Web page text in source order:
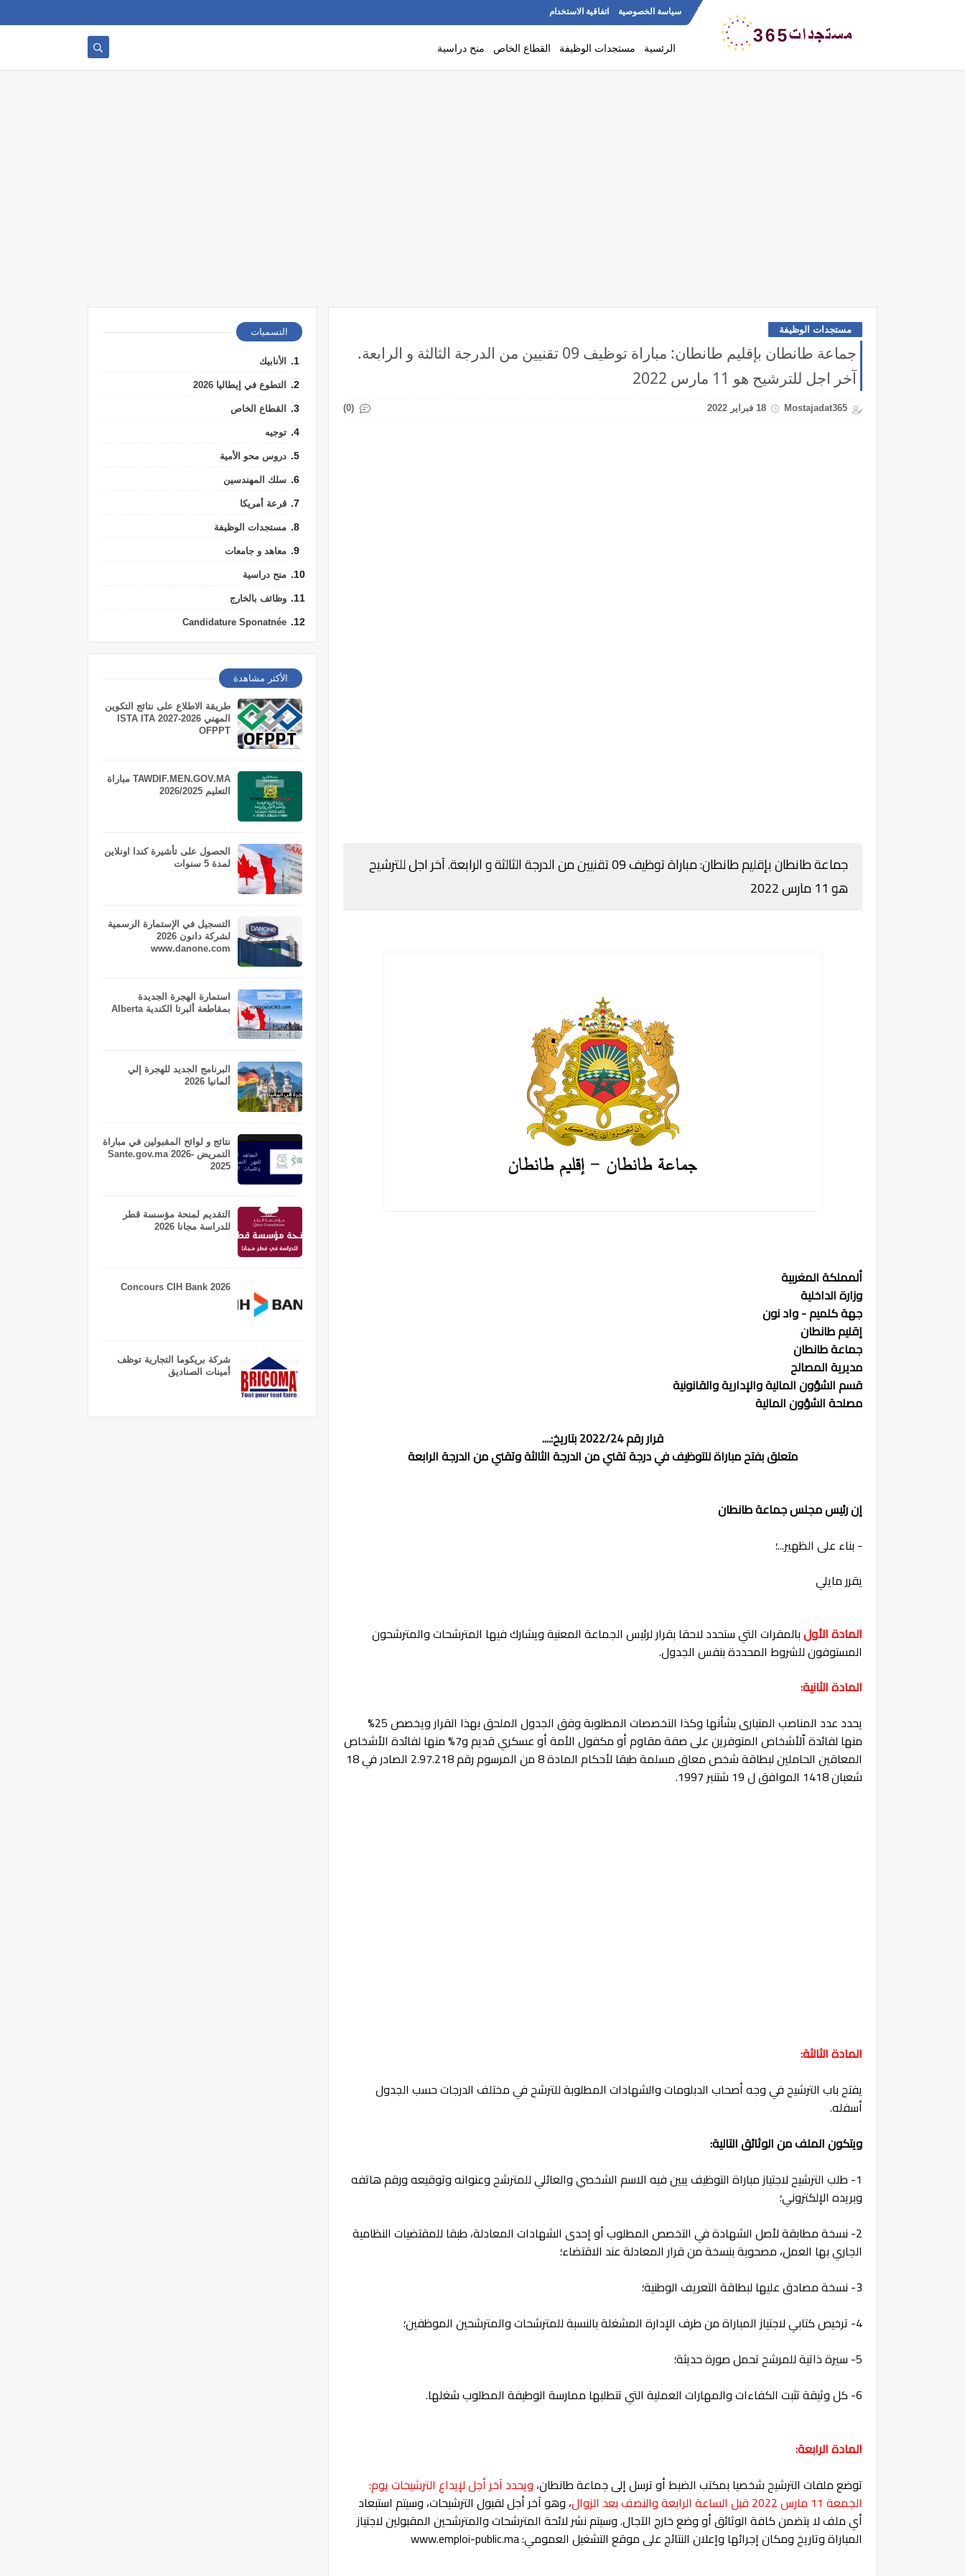
سياسة الخصوصية اتفاقية الاستخدام
الرئسية مستجدات الوظيفة القطاع الخاص منح دراسية
مستجدات الوظيفة
جماعة طانطان بإقليم طانطان: مباراة توظيف 09 تقنيين من الدرجة الثالثة و الرابعة.
آخر اجل للترشيح هو 11 مارس 2022
Mostajadat365 18 فبراير 2022 (0)
جماعة طانطان بإقليم طانطان: مباراة توظيف 09 تقنيين من الدرجة الثالثة و الرابعة. آخر اجل للترشيح
هو 11 مارس 2022
ألمملكة المغربية
وزارة الداخلية
جهة كلميم - واد نون
إقليم طانطان
جماعة طانطان
مديرية المصالح
قسم الشؤون المالية والإدارية والقانونية
مصلحة الشؤون المالية
قرار رقم 2022/24 بتاريخ:....
متعلق بفتح مباراة للتوظيف في درجة تقني من الدرجة الثالثة وتقني من الدرجة الرابعة
إن رئيس مجلس جماعة طانطان
- بناء على الظهير...؛
يقرر مايلي
المادة الأولبالمقرات التي ستحدد لاحقا بقرار لرئيس الجماعة المعنية ويشارك فيها المترشحات والمترشحون
المستوفون للشروط المحددة بنفس الجدول.
المادة الثانية:
يحدد عدد المناصب المتبارى بشأنها وكذا التخصصات المطلوبة وفق الجدول الملحق بهذا القرار ويخصص 25%
منها لفائدة اّلأشخاص المتوفرين على صفة مقاوم أو مكفول الأمة أو عسكري قديم و7% منها لفائدة الأشخاص
المعاقين الحاملين لبطاقة شخص معاق مسلمة طبقا لأحكام المادة 8 من المرسوم رقم 2.97.218 الصادر في 18
شعبان 1418 الموافق ل 19 شتنبر 1997.
المادة الثالثة:
يفتح باب الترشيح في وجه أصحاب الدبلومات والشهادات المطلوبة للترشح في مختلف الدرجات حسب الجدول
أسفله.
ويتكون الملف من الوثائق التالية:
1- طلب الترشيح لاجتياز مباراة التوظيف يبين فيه الاسم الشخصي والعائلي للمترشح وعنوانه وتوقيعه ورقم هاتفه
وبريده الإلكتروني؛
2- نسخة مطابقة لأصل الشهادة في التخصص المطلوب أو إحدى الشهادات المعادلة، طبقا للمقتضيات النظامية
الجاري بها العمل، مصحوبة بنسخة من قرار المعادلة عند الاقتضاء؛
3- نسخة مصادق عليها لبطاقة التعريف الوطنية؛
4- ترخيص كتابي لاجتياز المباراة من طرف الإدارة المشغلة بالنسبة للمترشحات والمترشحين الموظفين؛
5- سيرة ذاتية للمرشح تحمل صورة حديثة؛
6- كل وثيقة تثبت الكفاءات والمهارات العملية التي تتطلبها ممارسة الوطيفة المطلوب شغلها.
المادة الرابعة:
توضع ملفات الترشيح شخصيا بمكتب الضبط أو ترسل إلى جماعة طانطان، ويحدد آخر أجل لإيداع الترشيحات يوم:
الجمعة 11 مارس 2022 قبل الساعة الرابعة والنصف بعد الزوال
، وهو آخر أجل لقبول الترشيحات، وسيتم استبعاد
أي ملف لا يتضمن كافة الوثائق أو وضع خارج الآجال. وسيتم نشر لائحة المترشحات والمترشحين المقبولين لاجتياز
المباراة وتاريخ ومكان إجرائها وإعلان النتائج على موقع التشغيل العمومي: www.emploi-public.ma
التسميات
الأنابيك
التطوع في إيطاليا 2026
القطاع الخاص
توجيه
دروس محو الأمية
سلك المهندسين
قرعة أمريكا
مستجدات الوظيفة
معاهد و جامعات
منح دراسية
وظائف بالخارج
Candidature Sponatnée
الأكثر مشاهدة
طريقة الاطلاع على نتائج التكوين
المهني 2026-2027 ISTA ITA
OFPPT
TAWDIF.MEN.GOV.MA مباراة
التعليم 2026/2025
الحصول على تأشيرة كندا اونلاين
لمدة 5 سنوات
التسجيل في الإستمارة الرسمية
لشركة دانون 2026
www.danone.com
استمارة الهجرة الجديدة
بمقاطعة ألبرتا الكندية Alberta
البرنامج الجديد للهجرة إلي
ألمانيا 2026
نتائج و لوائح المقبولين في مباراة
التمريض Sante.gov.ma 2026-
2025
التقديم لمنحة مؤسسة قطر
للدراسة مجانا 2026
Concours CIH Bank 2026
شركة بريكوما التجارية توظف
أمينات الصناديق